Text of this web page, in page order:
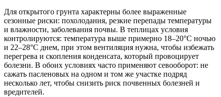
Для открытого грунта характерны более выраженные
сезонные риски: похолодания, резкие перепады температуры
и влажности, заболевания почвы. В теплицах условия
контролируются: температура выше примерно 18–20°C ночью
и 22–28°C днем, при этом вентиляция нужна, чтобы избежать
перегрева и скопления конденсата, который провоцирует
болезни. В обоих условиях часто применяют севооборот: не
сажать пасленовых на одном и том же участке подряд
несколько лет, чтобы снизить риск почвенных болезней и
вредителей.